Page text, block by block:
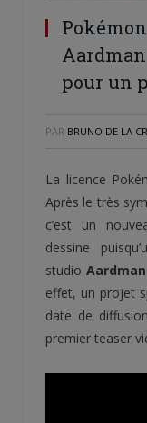
pour un
PAR BRUNO DE LA
La licence
Après le très
c’est un
dessine
studio Aardman
effet, un projet
date de
premier teaser